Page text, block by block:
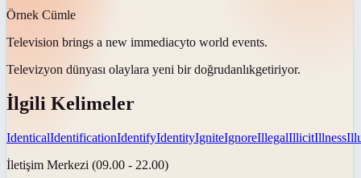
Örnek Cümle
Television brings a new immediacyto world events.
Televizyon dünyası olaylara yeni bir doğrudanlıkgetiriyor.
İlgili Kelimeler
IdenticalIdentificationIdentifyIdentityIgniteIgnoreIllegalIllicitIllness
İletişim Merkezi (09.00 - 22.00)